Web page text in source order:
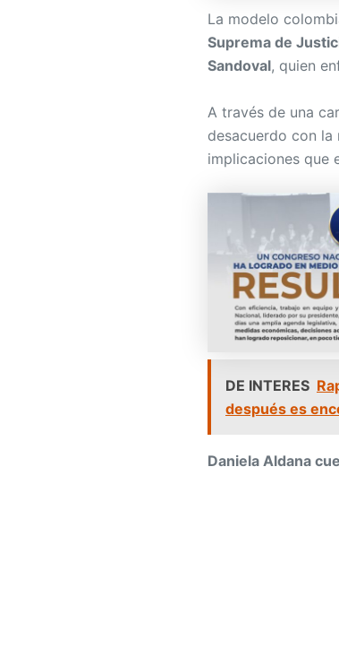
La modelo
Suprema de
Sandoval, quien
A través de una
desacuerdo con
implicaciones que
DE INTERES
después es
Daniela Aldana